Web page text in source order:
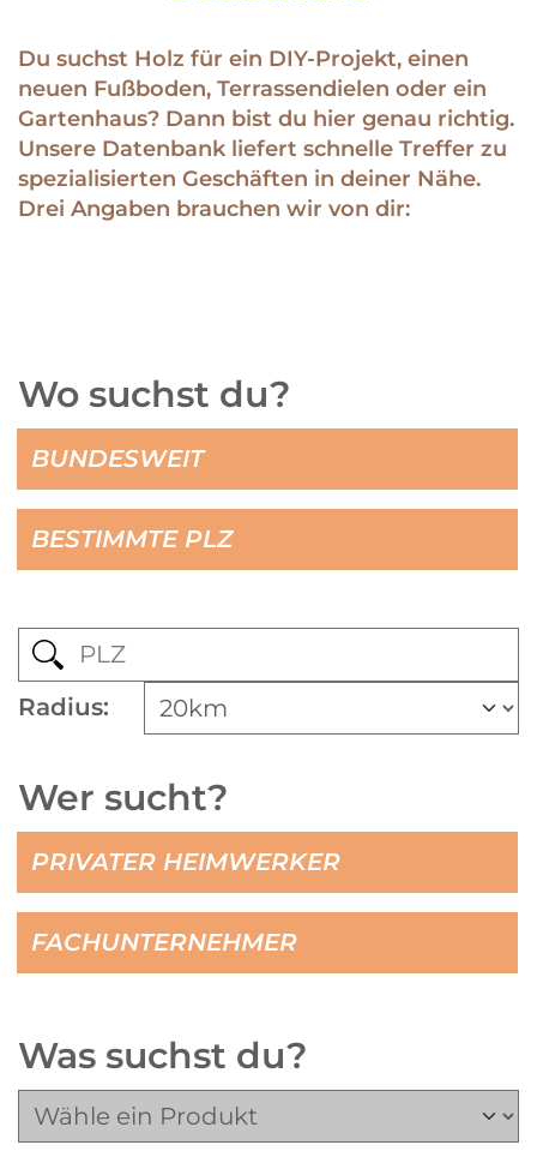
Du suchst Holz für ein DIY-Projekt, einen
neuen Fußboden, Terrassendielen oder ein
Gartenhaus? Dann bist du hier genau richtig.
Unsere Datenbank liefert schnelle Treffer zu
spezialisierten Geschäften in deiner Nähe.
Drei Angaben brauchen wir von dir:
Wo suchst du?
BUNDESWEIT
BESTIMMTE PLZ
Radius:
Wer sucht?
PRIVATER HEIMWERKER
FACHUNTERNEHMER
Was suchst du?